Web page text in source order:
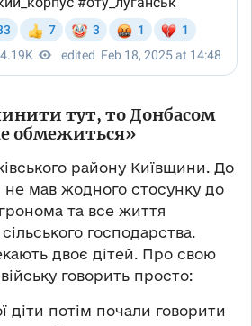
тут, то Донбасом
обмежиться»
району Київщини. До
не мав жодного стосунку до
та все життя
господарства.
двоє дітей. Про свою
говорить просто:
діти потім почали говорити